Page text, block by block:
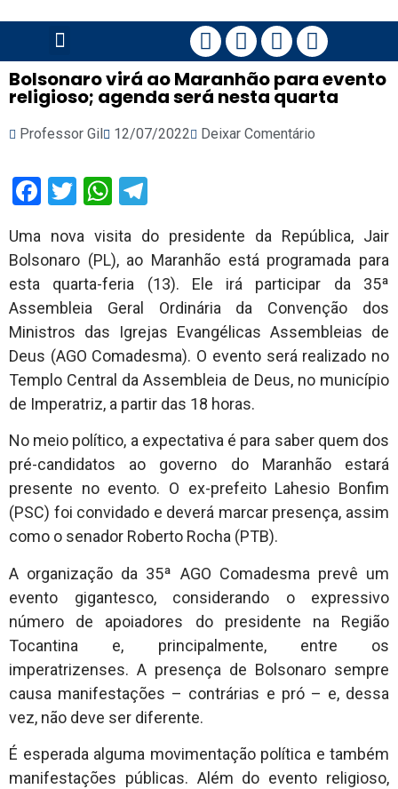
Bolsonaro virá ao Maranhão para evento
religioso; agenda será nesta quarta
Professor Gil 12/07/2022 Deixar Comentário
Facebook
TwitterWhatsApp
Uma nova visita do presidente da República, Jair
Bolsonaro (PL), ao Maranhão está programada para
esta quarta-feria (13). Ele irá participar da 35ª
Assembleia Geral Ordinária da Convenção dos
Ministros das Igrejas Evangélicas Assembleias de
Deus (AGO Comadesma). O evento será realizado no
Templo Central da Assembleia de Deus, no município
de Imperatriz, a partir das 18 horas.
No meio político, a expectativa é para saber quem dos
pré-candidatos ao governo do Maranhão estará
presente no evento. O ex-prefeito Lahesio Bonfim
(PSC) foi convidado e deverá marcar presença, assim
como o senador Roberto Rocha (PTB).
A organização da 35ª AGO Comadesma prevê um
evento gigantesco, considerando o expressivo
número de apoiadores do presidente na Região
Tocantina e, principalmente, entre os
imperatrizenses. A presença de Bolsonaro sempre
causa manifestações – contrárias e pró – e, dessa
vez, não deve ser diferente.
É esperada alguma movimentação política e também
manifestações públicas. Além do evento religioso,